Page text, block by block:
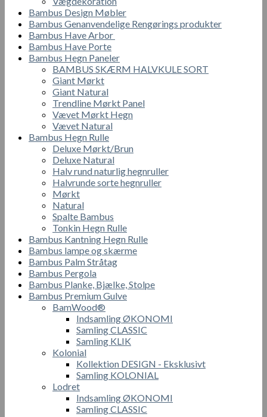
Bambus Design Møbler
Bambus Genanvendelige Rengørings produkter
Bambus Have Arbor
Bambus Have Porte
Bambus Hegn Paneler
BAMBUS SKÆRM HALVKULE SORT
Giant Mørkt
Giant Natural
Trendline Mørkt Panel
Vævet Mørkt Hegn
Vævet Natural
Bambus Hegn Rulle
Deluxe Mørkt/Brun
Deluxe Natural
Halv rund naturlig hegnruller
Halvrunde sorte hegnruller
Mørkt
Natural
Spalte Bambus
Tonkin Hegn Rulle
Bambus Kantning Hegn Rulle
Bambus lampe og skærme
Bambus Palm Stråtag
Bambus Pergola
Bambus Planke, Bjælke, Stolpe
Bambus Premium Gulve
BamWood®
Indsamling ØKONOMI
Samling CLASSIC
Samling KLIK
Kolonial
Kollektion DESIGN - Eksklusivt
Samling KOLONIAL
Lodret
Indsamling ØKONOMI
Samling CLASSIC